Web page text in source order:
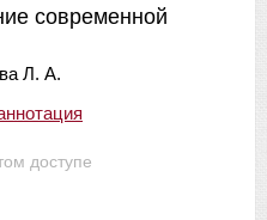
доступе
современной
Л. А.